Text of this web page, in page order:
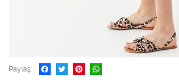
Paylaş